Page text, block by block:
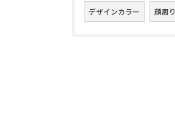
デザインカラー 顔周り